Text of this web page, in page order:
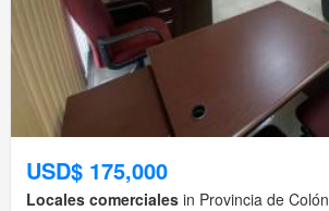
USD$ 175,000
Locales comerciales in Provincia de Colón